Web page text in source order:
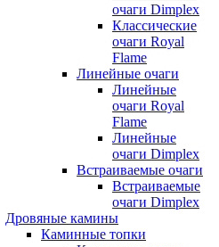
очаги Dimplex
Классические
очаги Royal
Flame
Линейные очаги
Линейные
очаги Royal
Flame
Линейные
очаги Dimplex
Встраиваемые очаги
Встраиваемые
очаги Dimplex
Дровяные камины
Каминные топки